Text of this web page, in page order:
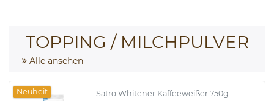
TOPPING / MILCHPULVER
Alle ansehen
Neuheit Satro Whitener Kaffeeweißer 750g